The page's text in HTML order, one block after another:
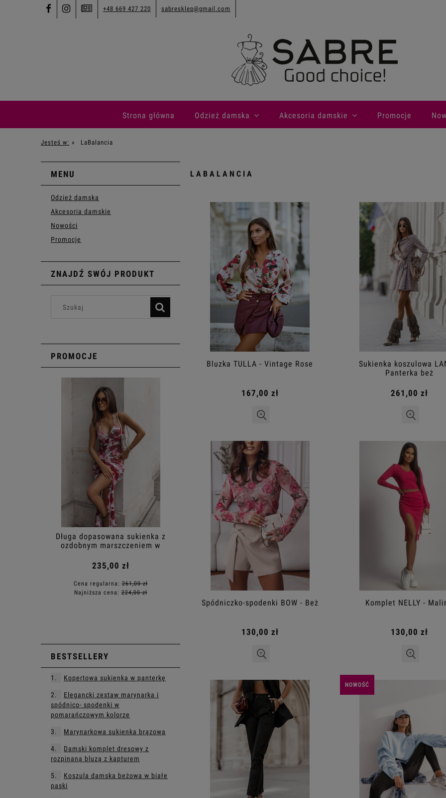
+48 669 427 220 sabresklep@gmail.com
Strona główna Odzież damska Akcesoria damskie Promocje
Jesteś w: » LaBalancia
MENU
Odzież damska
Akcesoria damskie
Nowości
Promocje
ZNAJDŹ SWÓJ PRODUKT
PROMOCJE
Długa dopasowana sukienka z
ozdobnym marszczeniem w
235,00 zł
Cena regularna:261,00 zł
Najniższa cena:224,00 zł
Kombinezon z łatkami Brown
Patches – krótki rękaw i szorty
210,00 zł
Cena regularna: 243,00 zł
Najniższa cena:199,00 zł
Damski komplet premium- fango
317,00 zł
337,00 zł
Najniższa cena:298,00 zł
BESTSELLERY
Kopertowa sukienka w panterkę
Elegancki zestaw marynarka i
spódnico- spodenki w
pomarańczowym kolorze
Marynarkowa sukienka brązowa
Damski komplet dresowy z
rozpinaną bluzą z kapturem
Koszula damska beżowa w białe
paski
LABALANCIA
Bluzka TULLA - Vintage Rose
167,00 zł
Sukienka koszulowa
Panterka beż
261,00 zł
Spódniczko-spodenki BOW - Beż
130,00 zł
Komplet NELLY -
130,00 zł
NOWOŚĆ